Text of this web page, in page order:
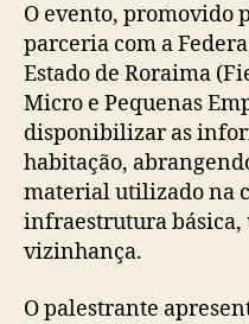
O evento, promovido
parceria com a
Estado de Roraima
Micro e Pequenas
disponibilizar as
habitação,
material utilizado na
infraestrutura básica,
vizinhança.
O palestrante